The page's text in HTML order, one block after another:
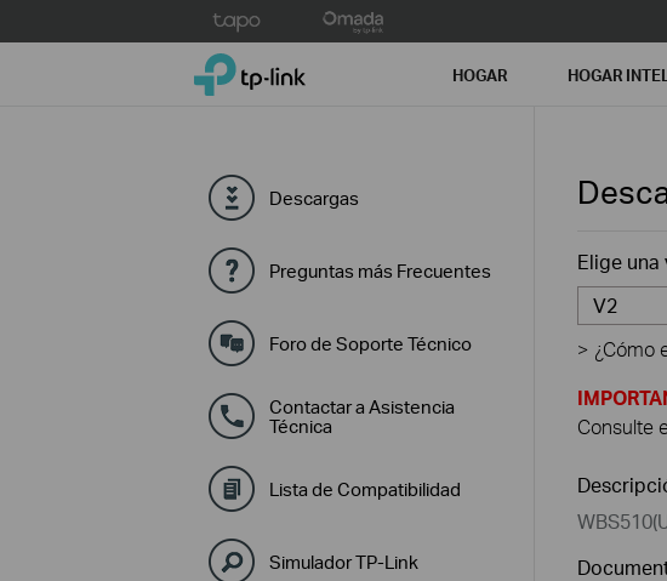
to
TP-Link, Reliably Smart HOGAR HOGAR
Descargas
Preguntas más Frecuentes
Foro de Soporte Técnico
Contactar a Asistencia
Técnica
Lista de Compatibilidad
Simulador TP-Link
Elige una
V2
> ¿Cómo
Consulte